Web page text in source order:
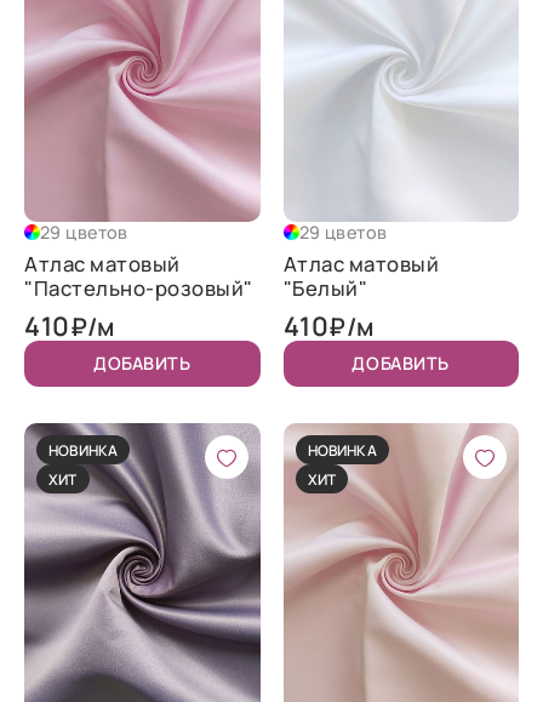
29 цветов
Атлас матовый
"Пастельно-розовый"
410₽/м
ДОБАВИТЬ
29 цветов
Атлас матовый
"Белый"
410₽/м
ДОБАВИТЬ
НОВИНКА
ХИТ
НОВИНКА
ХИТ